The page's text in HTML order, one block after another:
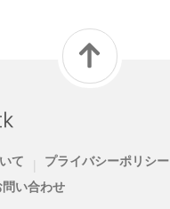
て | プライバシーポリシー
問い合わせ